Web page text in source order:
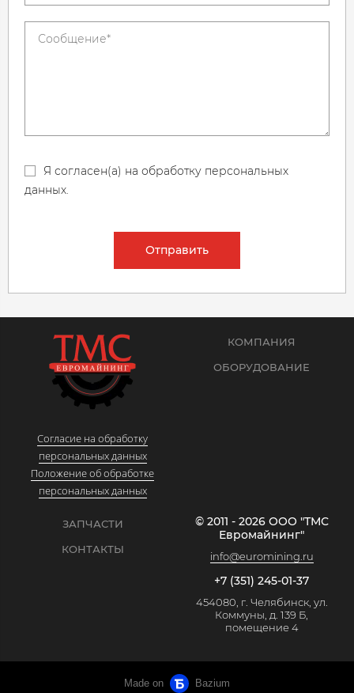
Я согласен(а) на обработку персональных
данных.
Отправить
Согласие на обработку
персональных данных
Положение об обработке
персональных данных
КОМПАНИЯ
ОБОРУДОВАНИЕ
ЗАПЧАСТИ
КОНТАКТЫ
© 2011 - 2026 ООО "ТМС
Евромайнинг"
info@euromining.ru
+7 (351) 245-01-37
454080, г. Челябинск, ул.
Коммуны, д. 139 Б,
помещение 4
Made on Bazium